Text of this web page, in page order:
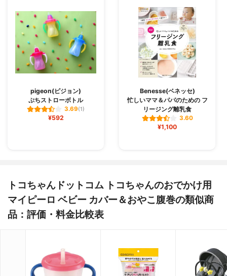
pigeon(ピジョン)
ぷちストローボトル
3.69(1)
¥592
Benesse(ベネッセ)
忙しいママ＆パパのための フ
リージング離乳食
3.60
¥1,100
トコちゃんドットコム トコちゃんのおでかけ用
マイピーロ ベビー カバー＆おやこ腹巻の類似商
品：評価・料金比較表